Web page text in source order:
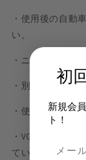
・使用後の自動
い。
・ニコチンおよ
・別途510規格
・使用前に同封
・VG・MCT・
ていません。
初
新規会
ト！